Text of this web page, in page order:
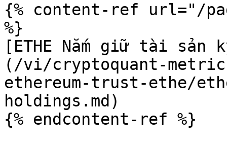
{% content-ref url="/
%}
[ETHE Nắm giữ tài sản
(/vi/cryptoquant-
ethereum-trust-ethe/
holdings.md)
{% endcontent-ref %}